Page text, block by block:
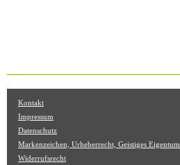
Kontakt
Impressum
Datenschutz
Markenzeichen, Urheberrecht, Geistiges Eigentum
Widerrufsrecht